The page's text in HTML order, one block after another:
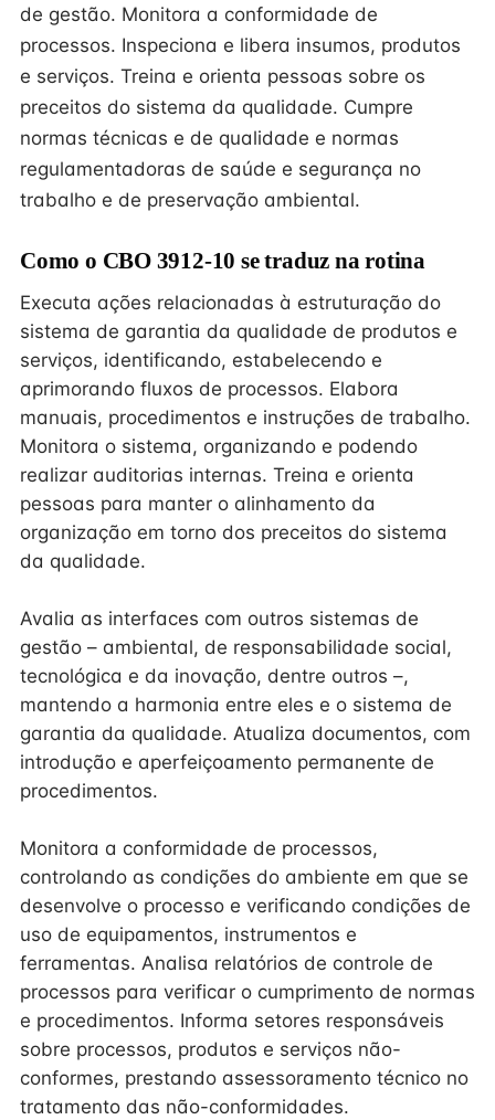
de gestão. Monitora a conformidade de
processos. Inspeciona e libera insumos, produtos
e serviços. Treina e orienta pessoas sobre os
preceitos do sistema da qualidade. Cumpre
normas técnicas e de qualidade e normas
regulamentadoras de saúde e segurança no
trabalho e de preservação ambiental.
Como o CBO 3912-10 se traduz na rotina
Executa ações relacionadas à estruturação do
sistema de garantia da qualidade de produtos e
serviços, identificando, estabelecendo e
aprimorando fluxos de processos. Elabora
manuais, procedimentos e instruções de trabalho.
Monitora o sistema, organizando e podendo
realizar auditorias internas. Treina e orienta
pessoas para manter o alinhamento da
organização em torno dos preceitos do sistema
da qualidade.
Avalia as interfaces com outros sistemas de
gestão – ambiental, de responsabilidade social,
tecnológica e da inovação, dentre outros –,
mantendo a harmonia entre eles e o sistema de
garantia da qualidade. Atualiza documentos, com
introdução e aperfeiçoamento permanente de
procedimentos.
Monitora a conformidade de processos,
controlando as condições do ambiente em que se
desenvolve o processo e verificando condições de
uso de equipamentos, instrumentos e
ferramentas. Analisa relatórios de controle de
processos para verificar o cumprimento de normas
e procedimentos. Informa setores responsáveis
sobre processos, produtos e serviços não-
conformes, prestando assessoramento técnico no
tratamento das não-conformidades.